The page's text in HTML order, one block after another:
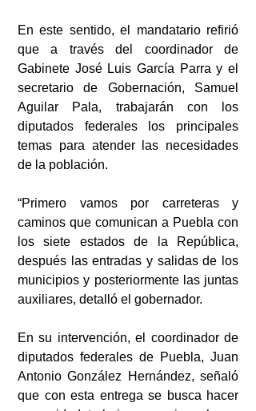
En este sentido, el mandatario refirió
que a través del coordinador de
Gabinete José Luis García Parra y el
secretario de Gobernación, Samuel
Aguilar Pala, trabajarán con los
diputados federales los principales
temas para atender las necesidades
de la población.
“Primero vamos por carreteras y
caminos que comunican a Puebla con
los siete estados de la República,
después las entradas y salidas de los
municipios y posteriormente las juntas
auxiliares, detalló el gobernador.
En su intervención, el coordinador de
diputados federales de Puebla, Juan
Antonio González Hernández, señaló
que con esta entrega se busca hacer